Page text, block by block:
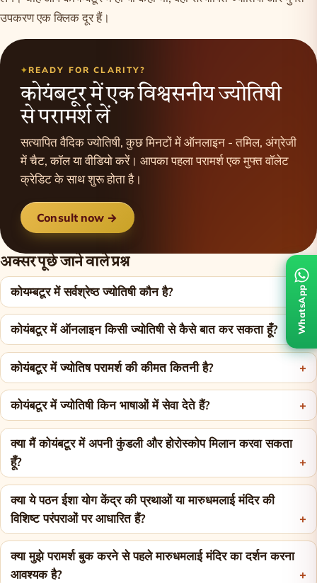
उपकरण एक क्लिक दूर हैं।
READY FOR CLARITY?
कोयंबटूर में एक विश्वसनीय ज्योतिषी
से परामर्श लें
सत्यापित वैदिक ज्योतिषी, कुछ मिनटों में ऑनलाइन - तमिल, अंग्रेजी
में चैट, कॉल या वीडियो करें। आपका पहला परामर्श एक मुफ्त वॉलेट
क्रेडिट के साथ शुरू होता है।
Consult now →
अक्सर पूछे जाने वाले प्रश्न
कोयम्बटूर में सर्वश्रेष्ठ ज्योतिषी कौन है?
कोयंबटूर में ऑनलाइन किसी ज्योतिषी से कैसे बात कर सकता हूँ?
कोयंबटूर में ज्योतिष परामर्श की कीमत कितनी है?
कोयंबटूर में ज्योतिषी किन भाषाओं में सेवा देते हैं?
क्या मैं कोयंबटूर में अपनी कुंडली और होरोस्कोप मिलान करवा सकता
हूँ?
क्या ये पठन ईशा योग केंद्र की प्रथाओं या मारुधमलाई मंदिर की
विशिष्ट परंपराओं पर आधारित हैं?
क्या मुझे परामर्श बुक करने से पहले मारुधमलाई मंदिर का दर्शन करना
आवश्यक है?
WhatsApp